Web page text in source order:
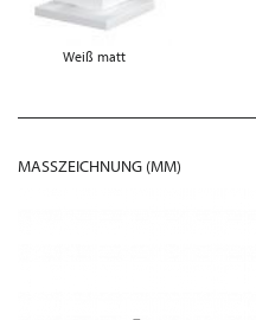
Weiß matt
MASSZEICHNUNG (MM)